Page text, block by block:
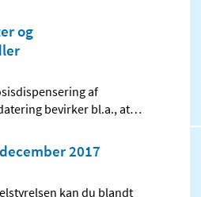
og
af
bevirker bl.a., at…
2017
kan du blandt